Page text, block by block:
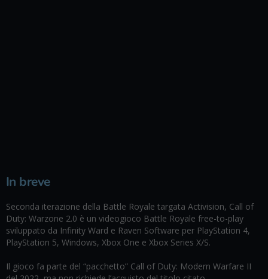
In breve
Seconda iterazione della Battle Royale targata Activision, Call of
Duty: Warzone 2.0 è un videogioco Battle Royale free-to-play
sviluppato da Infinity Ward e Raven Software per PlayStation 4,
PlayStation 5, Windows, Xbox One e Xbox Series X/S.
Il gioco fa parte del “pacchetto” Call of Duty: Modern Warfare II